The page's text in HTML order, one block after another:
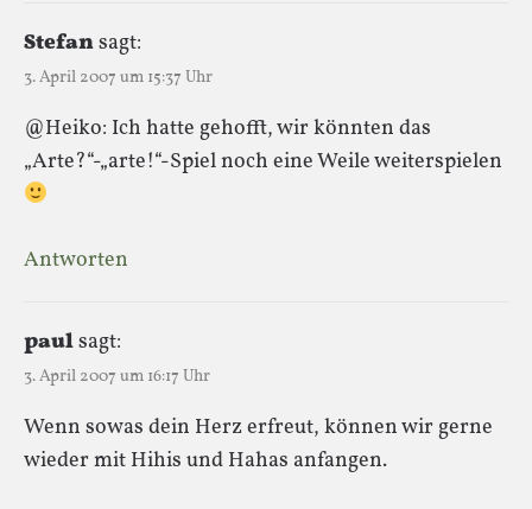
Stefansagt:
3. April 2007 um 15:37 Uhr
@Heiko: Ich hatte gehofft, wir könnten das
„Arte?“-„arte!“-Spiel noch eine Weile weiterspielen
Antworten
paulsagt:
3. April 2007 um 16:17 Uhr
Wenn sowas dein Herz erfreut, können wir gerne
wieder mit Hihis und Hahas anfangen.